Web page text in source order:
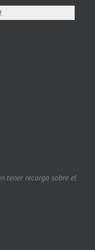
tener recargo sobre el